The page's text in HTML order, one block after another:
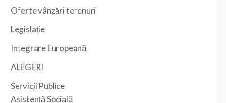
Oferte vânzări terenuri
Legislație
Integrare Europeană
ALEGERI
Servicii Publice
Asistență Socială